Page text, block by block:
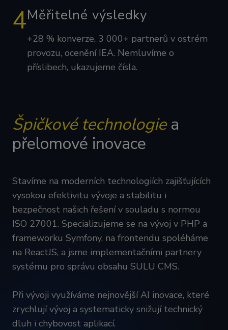
4Měřitelné výsledky
+28 % konverze, 3 000+ partnerů v ostrém
provozu, ocenění IEA. Nemluvíme o
příslibech, ukazujeme čísla.
Špičkové technologie a
přelomové inovace
Stavíme na moderních technologiích zajišťujících
vysokou efektivitu vývoje a stabilitu i
bezpečnost našich řešení v souladu s normou
ISO 27001. Specializujeme se na vývoj v PHP a
frameworku Symfony, na frontendu spoléháme
na ReactJS, a jsme implementačními partnery
systému pro správu obsahu SULU CMS.
Při vývoji využíváme nejnovější AI inovace, které
zrychlují vývoj a systematicky snižují technický
dluh i chybovost aplikací.